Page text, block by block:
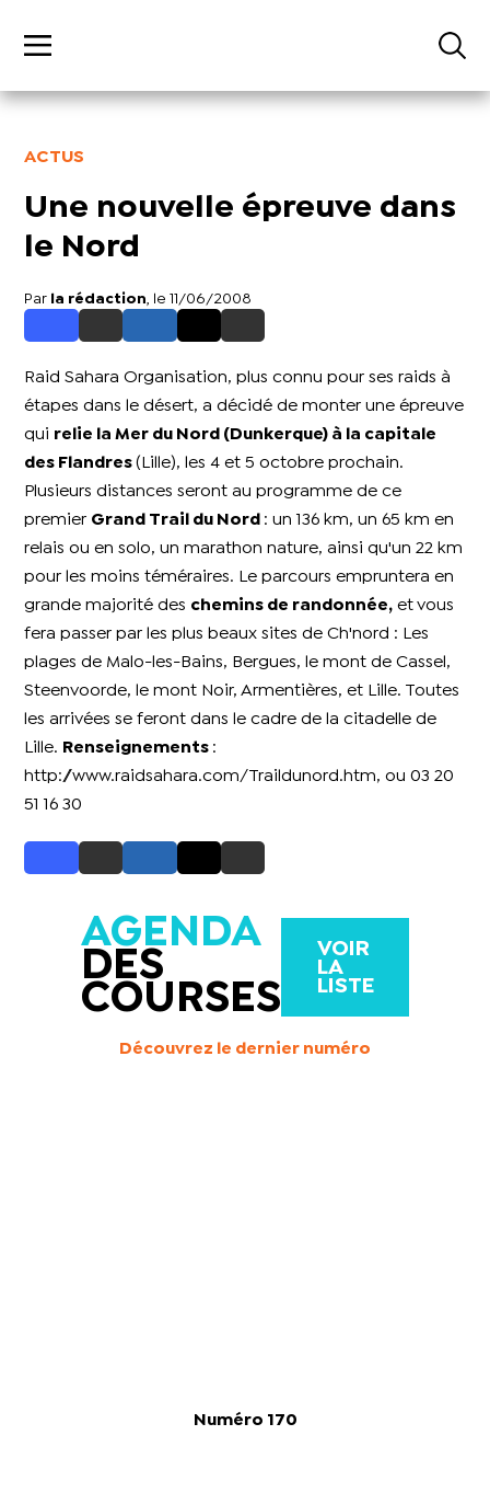
ACTUS
Une nouvelle épreuve dans
le Nord
Par la rédaction , le 11/06/2008
Raid Sahara Organisation, plus connu pour ses raids à
étapes dans le désert, a décidé de monter une épreuve
qui relie la Mer du Nord (Dunkerque) à la capitale
des Flandres(Lille), les 4 et 5 octobre prochain.
Plusieurs distances seront au programme de ce
premier Grand Trail du Nord : un 136 km, un 65 km en
relais ou en solo, un marathon nature, ainsi qu'un 22 km
pour les moins téméraires. Le parcours empruntera en
grande majorité des chemins de randonnée, et vous
fera passer par les plus beaux sites de Ch'nord : Les
plages de Malo-les-Bains, Bergues, le mont de Cassel,
Steenvoorde, le mont Noir, Armentières, et Lille. Toutes
les arrivées se feront dans le cadre de la citadelle de
Lille.
Renseignements :
http://www.raidsahara.com/Traildunord.htm, ou 03 20
51 16 30
AGENDA
DES
COURSES
VOIR
LA
LISTE
Découvrez le dernier numéro
Numéro 170